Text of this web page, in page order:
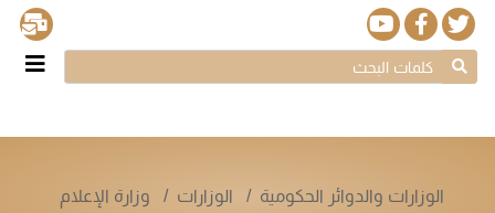
الوزارات والدوائر الحكومية الوزارات وزارة الإعلام